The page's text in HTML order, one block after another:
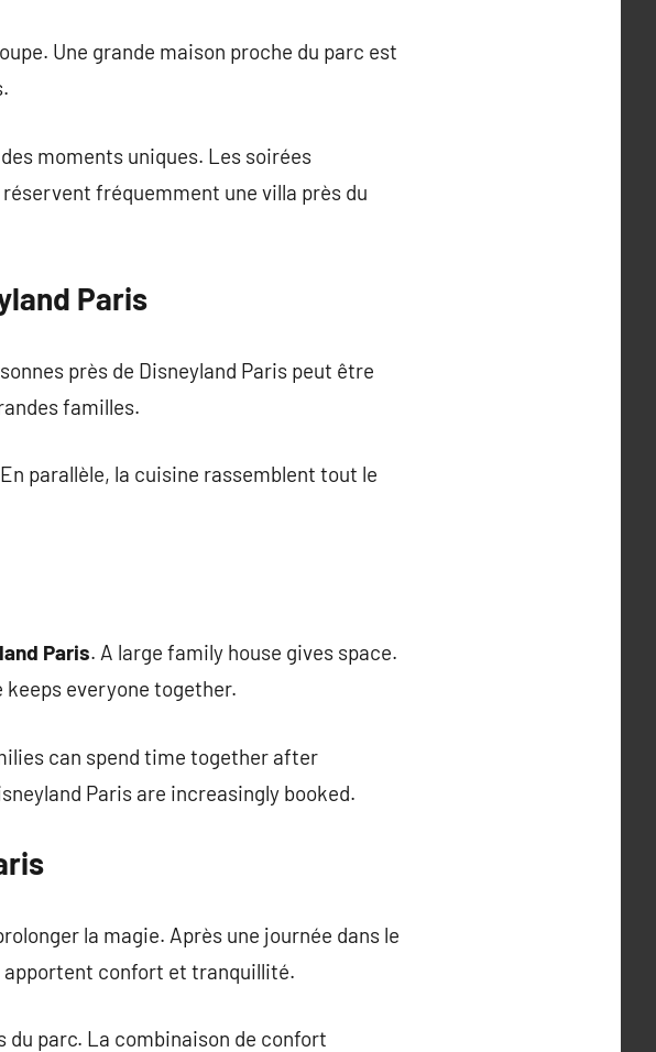
Une grande maison proche du parc est
moments uniques. Les soirées
fréquemment une villa près du
Paris
près de Disneyland Paris peut être
familles.
parallèle, la cuisine rassemblent tout le
Paris. A large family house gives space.
everyone together.
can spend time together after
Paris are increasingly booked.
la magie. Après une journée dans le
apportent confort et tranquillité.
du parc. La combinaison de confort